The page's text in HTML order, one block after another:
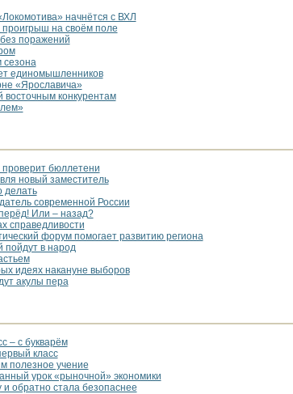
начнётся с ВХЛ
проигрыш на своём поле
поражений
сезона
единомышленников
«Ярославича»
восточным конкурентам
бюллетени
новый заместитель
делать
современной России
Или – назад?
справедливости
форум помогает развитию региона
пойдут в народ
идеях накануне выборов
акулы пера
– с букварём
класс
полезное учение
урок «рыночной» экономики
и обратно стала безопаснее